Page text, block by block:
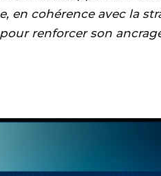
en cohérence avec la
renforcer son